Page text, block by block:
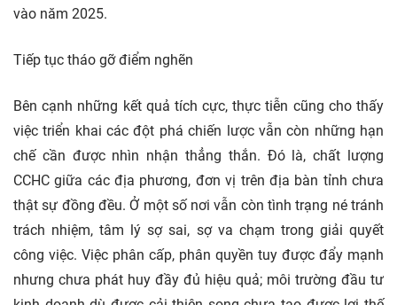
vào năm 2025.
Tiếp tục tháo gỡ điểm nghẽn
Bên cạnh những kết quả tích cực, thực tiễn cũng cho thấy
việc triển khai các đột phá chiến lược vẫn còn những hạn
chế cần được nhìn nhận thẳng thắn. Đó là, chất lượng
CCHC giữa các địa phương, đơn vị trên địa bàn tỉnh chưa
thật sự đồng đều. Ở một số nơi vẫn còn tình trạng né tránh
trách nhiệm, tâm lý sợ sai, sợ va chạm trong giải quyết
công việc. Việc phân cấp, phân quyền tuy được đẩy mạnh
nhưng chưa phát huy đầy đủ hiệu quả; môi trường đầu tư